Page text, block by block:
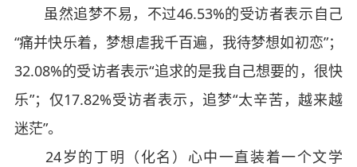
虽然追梦不易，不过46.53%的受访者表示自己
“痛并快乐着，梦想虐我千百遍，我待梦想如初恋”；
32.08%的受访者表示“追求的是我自己想要的，很快
乐”；仅17.82%受访者表示，追梦“太辛苦，越来越
迷茫”。
24岁的丁明（化名）心中一直装着一个文学